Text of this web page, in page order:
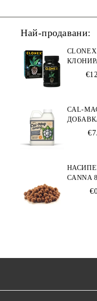
Най-продавани:
CAL-
CANNA